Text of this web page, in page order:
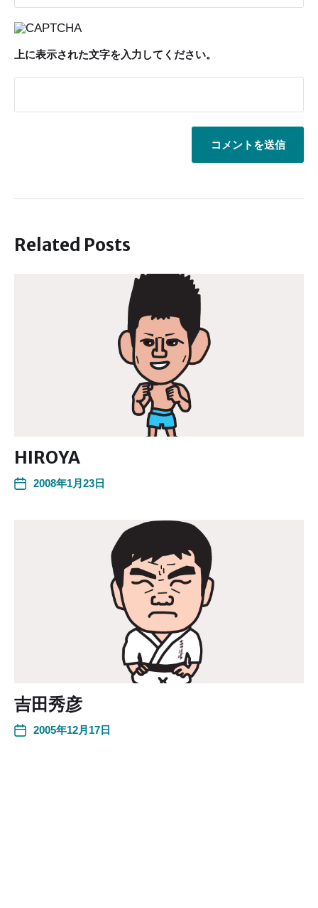
上に表示された文字を入力してください。
Related Posts
HIROYA
2008年1月23日
吉田秀彦
2005年12月17日